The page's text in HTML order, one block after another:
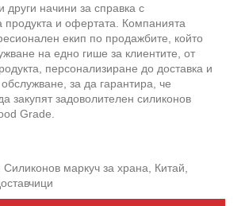
начини за справка с
продукта и офертата. Компанията
екип по продажбите, който
на едно гише за клиентите, от
персонализиране до доставка и
за да гарантира, че
закупят задоволителен силиконов
Grade.
маркуч за храна, Китай,